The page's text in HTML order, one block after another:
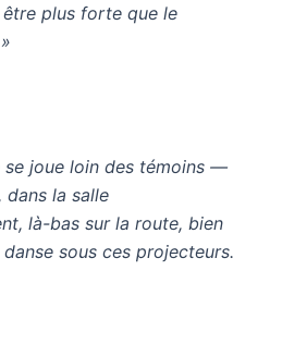
plus forte que le
se joue loin des témoins —
dans la salle
là-bas sur la route, bien
sous ces projecteurs.